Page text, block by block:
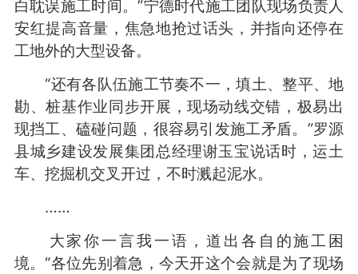
白耽误施工时间。”宁德时代施工团队现场负责人
安红提高音量，焦急地抢过话头，并指向还停在
工地外的大型设备。
“还有各队伍施工节奏不一，填土、整平、地
勘、桩基作业同步开展，现场动线交错，极易出
现挡工、磕碰问题，很容易引发施工矛盾。”罗源
县城乡建设发展集团总经理谢玉宝说话时，运土
车、挖掘机交叉开过，不时溅起泥水。
……
大家你一言我一语，道出各自的施工困
境。“各位先别着急，今天开这个会就是为了现场